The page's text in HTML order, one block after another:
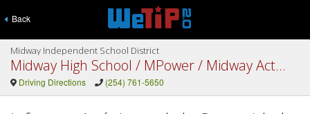
Back
Midway Independent School District
Midway High School / MPower / Midway Activity Center
Driving Directions (254) 761-5650